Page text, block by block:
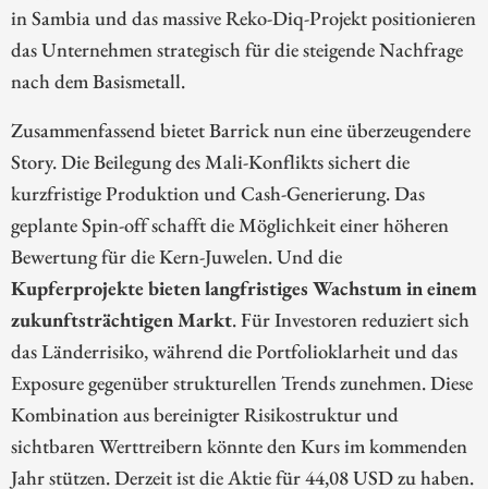
in Sambia und das massive Reko-Diq-Projekt positionieren
das Unternehmen strategisch für die steigende Nachfrage
nach dem Basismetall.
Zusammenfassend bietet Barrick nun eine überzeugendere
Story. Die Beilegung des Mali-Konflikts sichert die
kurzfristige Produktion und Cash-Generierung. Das
geplante Spin-off schafft die Möglichkeit einer höheren
Bewertung für die Kern-Juwelen. Und die
Kupferprojekte bieten langfristiges Wachstum in einem
zukunftsträchtigen Markt. Für Investoren reduziert sich
das Länderrisiko, während die Portfolioklarheit und das
Exposure gegenüber strukturellen Trends zunehmen. Diese
Kombination aus bereinigter Risikostruktur und
sichtbaren Werttreibern könnte den Kurs im kommenden
Jahr stützen. Derzeit ist die Aktie für 44,08 USD zu haben.